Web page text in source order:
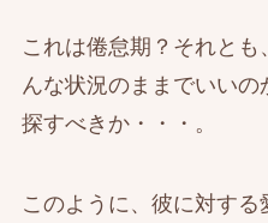
これは倦怠期？それとも
んな状況のままでいい
探すべきか・・・。
このように、彼に対す